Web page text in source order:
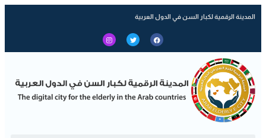
المدينة الرقمية لكبار السن في الدول العربية